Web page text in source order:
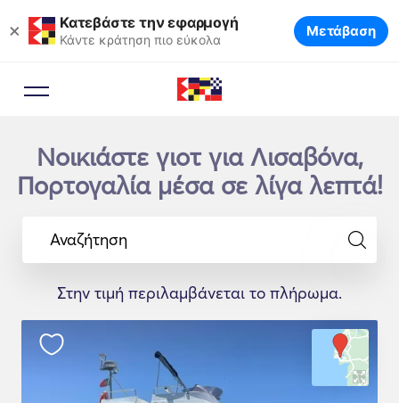
× Κατεβάστε την εφαρμογή
Κάντε κράτηση πιο εύκολα Μετάβαση
Νοικιάστε γιοτ για Λισαβόνα,
Πορτογαλία μέσα σε λίγα λεπτά!
Αναζήτηση
Στην τιμή περιλαμβάνεται το πλήρωμα.